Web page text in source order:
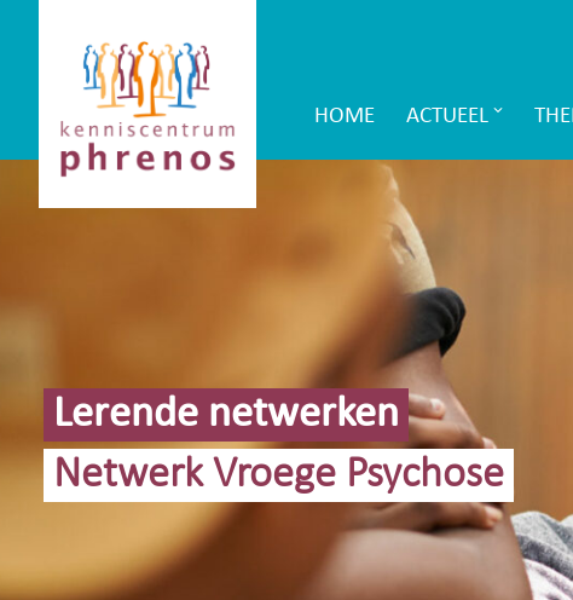
Phrenos
website
Main
Navigation
HOME ACTUEEL
Lerende netwerken
Netwerk Vroege Psychose